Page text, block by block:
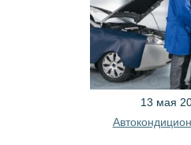
13 мая